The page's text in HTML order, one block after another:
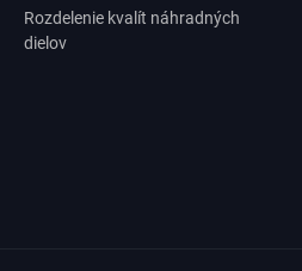
Rozdelenie kvalít náhradných
dielov